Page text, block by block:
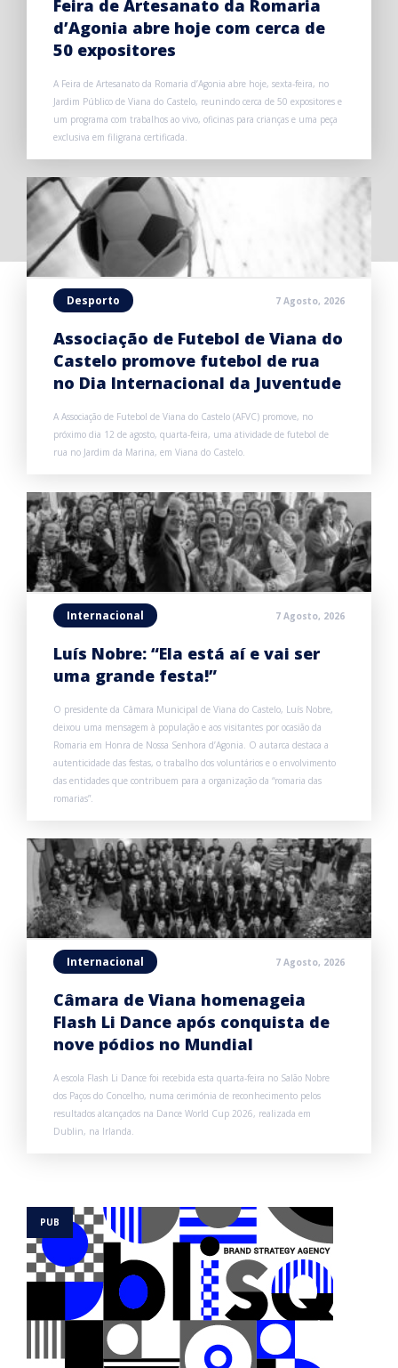
Feira de Artesanato da Romaria
d’Agonia abre hoje com cerca de
50 expositores
A Feira de Artesanato da Romaria d’Agonia abre hoje, sexta-feira, no
Jardim Público de Viana do Castelo, reunindo cerca de 50 expositores e
um programa com trabalhos ao vivo, oficinas para crianças e uma peça
exclusiva em filigrana certificada.
Desporto 7 Agosto, 2026
Associação de Futebol de Viana do
Castelo promove futebol de rua
no Dia Internacional da Juventude
A Associação de Futebol de Viana do Castelo (AFVC) promove, no
próximo dia 12 de agosto, quarta-feira, uma atividade de futebol de
rua no Jardim da Marina, em Viana do Castelo.
Internacional 7 Agosto, 2026
Luís Nobre: “Ela está aí e vai ser
uma grande festa!”
O presidente da Câmara Municipal de Viana do Castelo, Luís Nobre,
deixou uma mensagem à população e aos visitantes por ocasião da
Romaria em Honra de Nossa Senhora d’Agonia. O autarca destaca a
autenticidade das festas, o trabalho dos voluntários e o envolvimento
das entidades que contribuem para a organização da “romaria das
romarias”.
Internacional 7 Agosto, 2026
Câmara de Viana homenageia
Flash Li Dance após conquista de
nove pódios no Mundial
A escola Flash Li Dance foi recebida esta quarta-feira no Salão Nobre
dos Paços do Concelho, numa cerimónia de reconhecimento pelos
resultados alcançados na Dance World Cup 2026, realizada em
Dublin, na Irlanda.